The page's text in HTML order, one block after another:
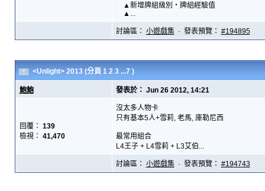
▲新增牌組級別・牌組經驗值
▲...
討論區： 小遊戲集· 發表預覽： #194895
<Unlight> 2013 (分頁 1 2 3 ...7 )
鮑鮑 發表於： Jun 26 2012, 14:21
回覆： 139
檢視： 41,470
沒太多人物卡
只有基本5人+雪莉, 老馬, 庫勒尼西
最常用組合
L4王子 + L4雪莉 + L3艾伯...
討論區： 小遊戲集· 發表預覽： #194743